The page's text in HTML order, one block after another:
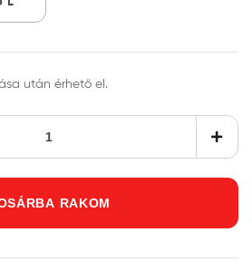
után érhető el.
RAKOM